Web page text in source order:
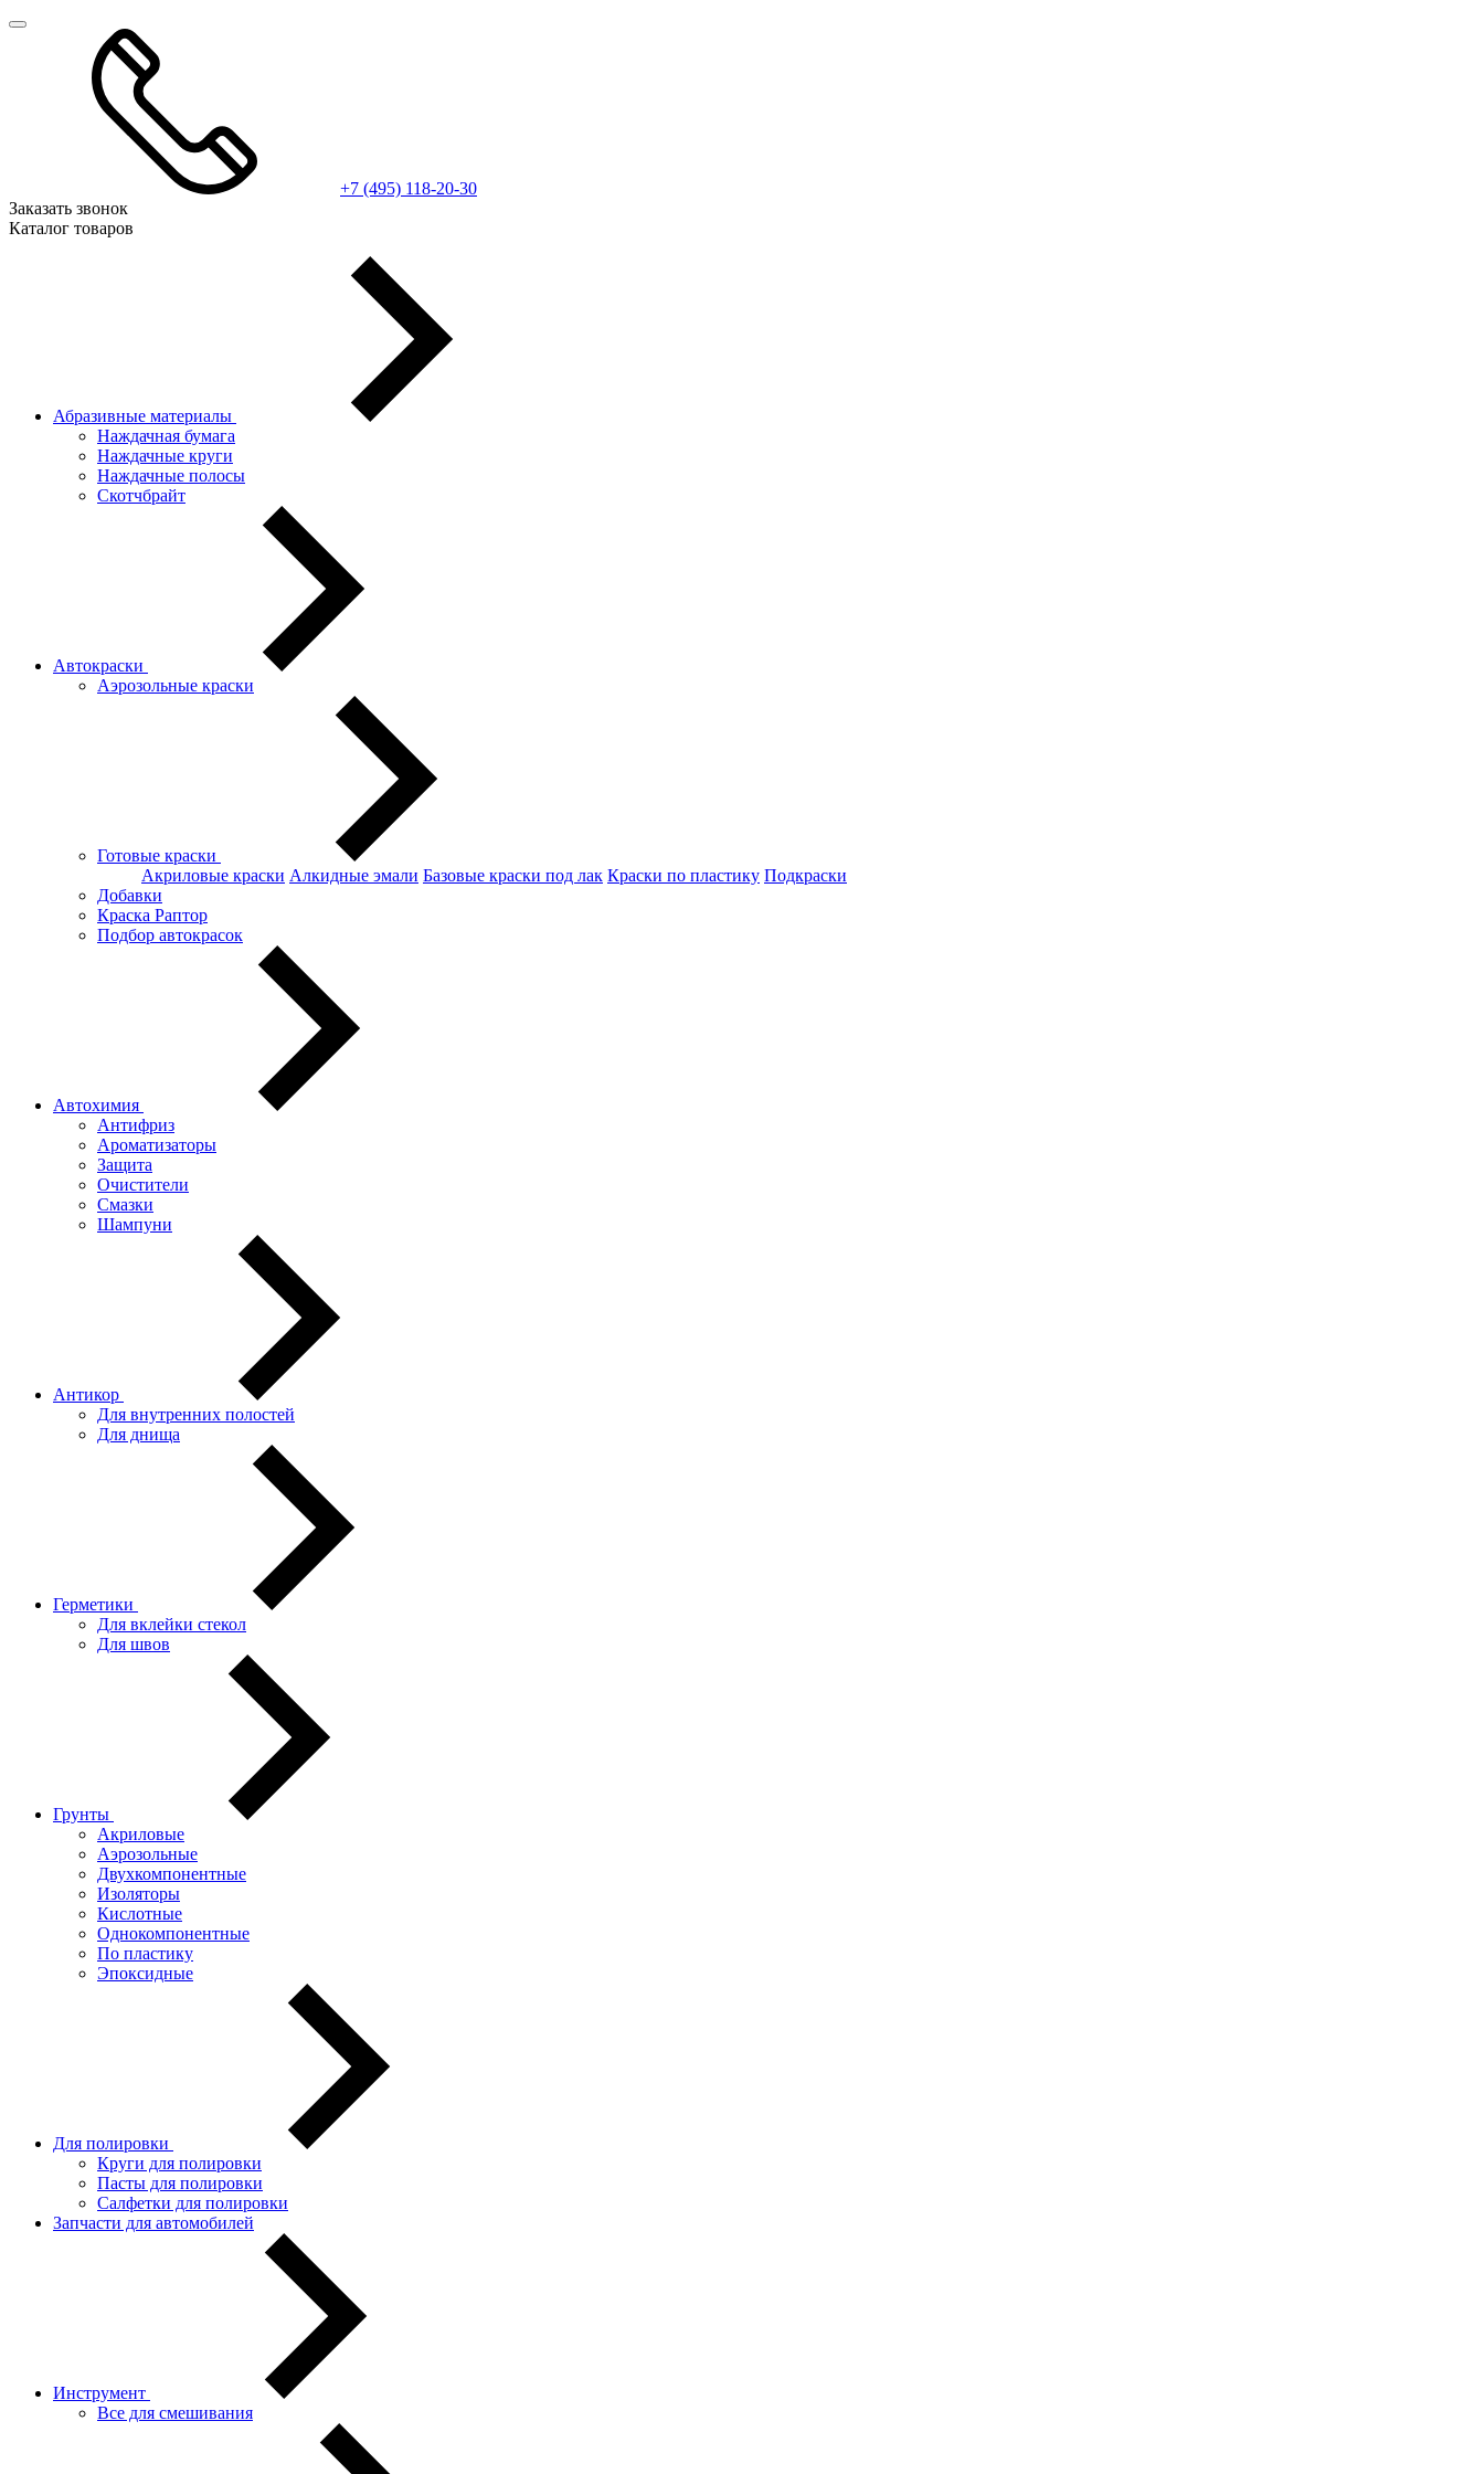
+7 (495) 118-20-30
Заказать звонок
Каталог товаров
Абразивные материалы
Наждачная бумага
Наждачные круги
Наждачные полосы
Скотчбрайт
Автокраски
Аэрозольные краски
Готовые краски
Акриловые краски Алкидные эмали Базовые краски под лак Краски по пластику Подкраски
Добавки
Краска Раптор
Подбор автокрасок
Автохимия
Антифриз
Ароматизаторы
Защита
Очистители
Смазки
Шампуни
Антикор
Для внутренних полостей
Для днища
Герметики
Для вклейки стекол
Для швов
Грунты
Акриловые
Аэрозольные
Двухкомпонентные
Изоляторы
Кислотные
Однокомпонентные
По пластику
Эпоксидные
Для полировки
Круги для полировки
Пасты для полировки
Салфетки для полировки
Запчасти для автомобилей
Инструмент
Все для смешивания